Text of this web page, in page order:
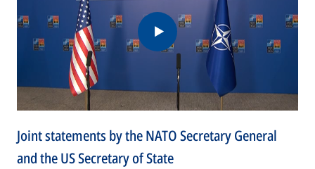
Joint statements by the NATO Secretary General
and the US Secretary of State